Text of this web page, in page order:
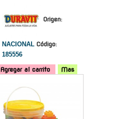
Origen:
NACIONAL Código:
185556
Agregar al carrito
Mas